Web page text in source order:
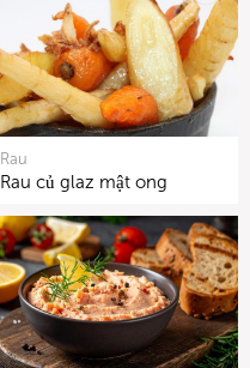
Rau
Rau củ glaz mật ong